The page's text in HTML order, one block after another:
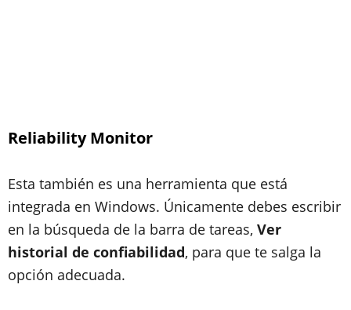
Reliability Monitor
Esta también es una herramienta que está
integrada en Windows. Únicamente debes escribir
en la búsqueda de la barra de tareas, Ver
historial de confiabilidad, para que te salga la
opción adecuada.